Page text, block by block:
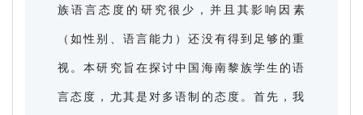
族语言态度的研究很少，并且其影响因素
（如性别、语言能力）还没有得到足够的重
视。本研究旨在探讨中国海南黎族学生的语
言态度，尤其是对多语制的态度。首先，我